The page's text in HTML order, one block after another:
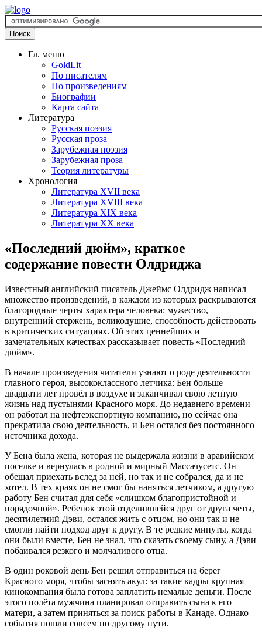
Гл. меню
GoldLit
По писателям
По произведениям
Биографии
Карта сайта
Литература
Русская поэзия
Русская проза
Зарубежная поэзия
Зарубежная проза
Теория литературы
Хронология
Литература XVII века
Литература XVIII века
Литература XIX века
Литература XX века
«Последний дюйм», краткое
содержание повести Олдриджа
Известный английский писатель Джеймс Олдридж написал
множество произведений, в каждом из которых раскрываются
благородные черты характера человека: мужество,
внутренний стержень, великодушие, способность действовать
в критических ситуациях. Об этих ценнейших и
замечательных качествах рассказывает повесть «Последний
дюйм».
В начале произведения читатели узнают о роде деятельности
главного героя, высококлассного летчика: Бен больше
двадцати лет провёл в воздухе и заканчивал свою летную
жизнь над пустынями Красного моря. До недавнего времени
он работал на нефтеэкспортную компанию, но сейчас она
прекратила свою деятельность, и Бен остался без постоянного
источника дохода.
У Бена была жена, которая не выдержала жизни в аравийском
поселке и вернулась в родной и мирный Массачусетс. Он
обещал приехать вслед за ней, но так и не собрался, да и не
хотел. В тех краях он не смог бы наняться летчиком, а другую
работу Бен считал для себя «слишком благопристойной и
порядочной». Ребенок этой отделившейся друг от друга четы,
десятилетний Дэви, остался жить с отцом, но они так и не
смогли найти подход друг к другу. В те редкие минуты, когда
они были вместе, Бен не знал, что сказать своему сыну, а Дэви
побаивался резкого и молчаливого отца.
В один роковой день Бен решил отправиться на берег
Красного моря, чтобы заснять акул: за такие кадры крупная
кинокомпания была готова заплатить немалые деньги. После
этого полёта мужчина планировал отправить сына к его
матери, а затем приняться за поиск работы в Канаде. Однако
события пошли совсем по другому пути.